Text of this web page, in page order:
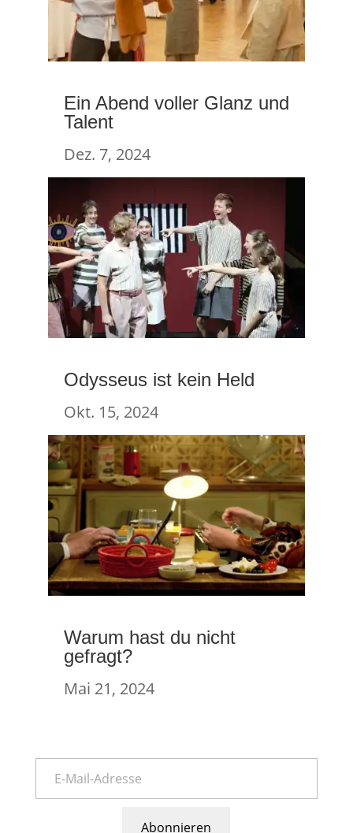
Ein Abend voller Glanz und
Talent
Dez. 7, 2024
Odysseus ist kein Held
Okt. 15, 2024
Warum hast du nicht
gefragt?
Mai 21, 2024
Abonnieren